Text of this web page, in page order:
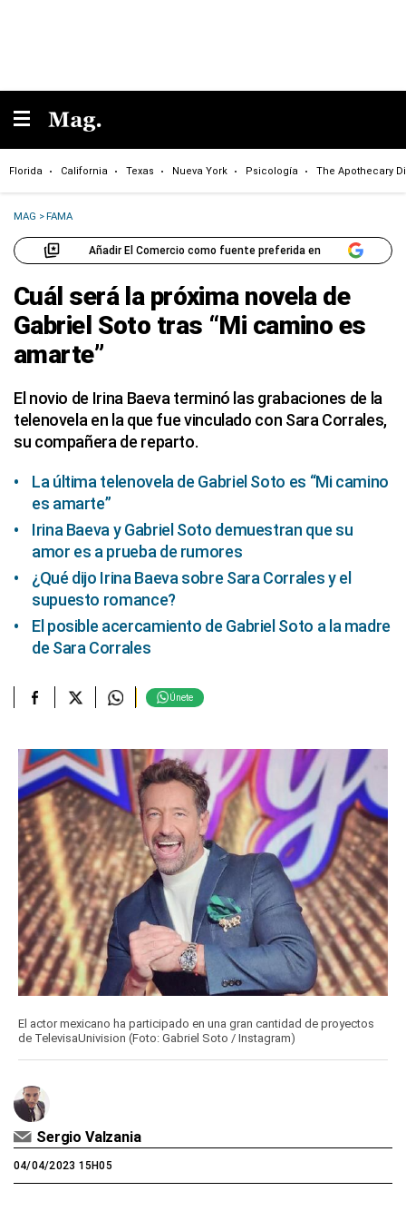
Florida California Texas Nueva York Psicología The Apothecary
MAG >FAMA
Añadir El Comercio como fuente preferida en
Cuál será la próxima novela de
Gabriel Soto tras “Mi camino es
amarte”
El novio de Irina Baeva terminó las grabaciones de la
telenovela en la que fue vinculado con Sara Corrales,
su compañera de reparto.
La última telenovela de Gabriel Soto es “Mi camino
es amarte”
Irina Baeva y Gabriel Soto demuestran que su
amor es a prueba de rumores
¿Qué dijo Irina Baeva sobre Sara Corrales y el
supuesto romance?
El posible acercamiento de Gabriel Soto a la madre
de Sara Corrales
Únete
El actor mexicano ha participado en una gran cantidad de proyectos
de TelevisaUnivision (Foto: Gabriel Soto / Instagram)
Sergio Valzania
04/04/2023 15H05